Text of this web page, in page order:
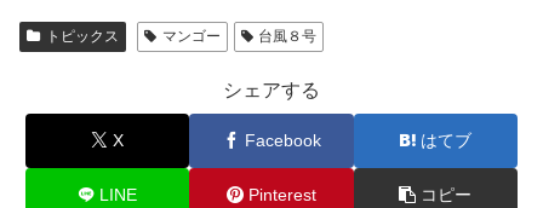
トピックス マンゴー 台風８号
シェアする
X Facebook はてブ
LINE Pinterest コピー